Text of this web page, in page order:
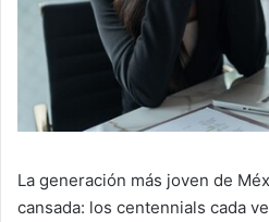
La generación más joven de
cansada: los centennials cada